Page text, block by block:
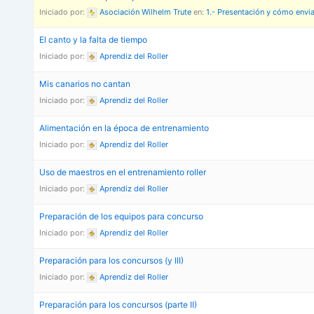
Iniciado por: Asociación Wilhelm Trute en: 1.- Presentación y cómo
El canto y la falta de tiempo
Iniciado por: Aprendiz del Roller
Mis canarios no cantan
Iniciado por: Aprendiz del Roller
Alimentación en la época de entrenamiento
Iniciado por: Aprendiz del Roller
Uso de maestros en el entrenamiento roller
Iniciado por: Aprendiz del Roller
Preparación de los equipos para concurso
Iniciado por: Aprendiz del Roller
Preparación para los concursos (y III)
Iniciado por: Aprendiz del Roller
Preparación para los concursos (parte II)